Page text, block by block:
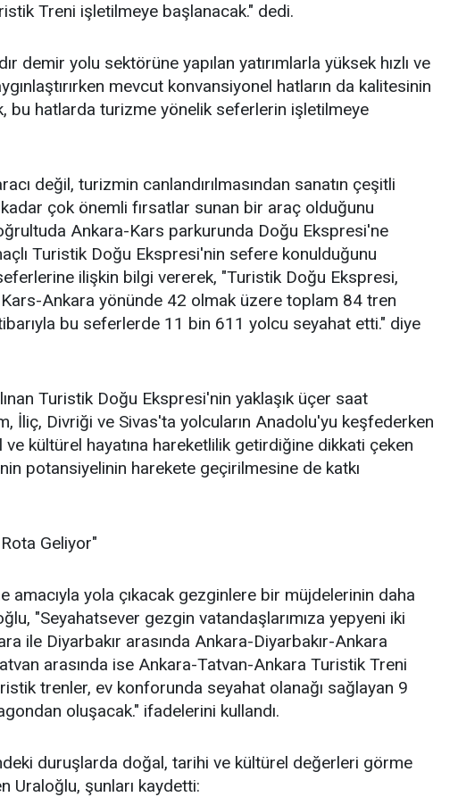
Treni işletilmeye başlanacak." dedi.
demir yolu sektörüne yapılan yatırımlarla yüksek hızlı ve
mevcut konvansiyonel hatların da kalitesinin
bu hatlarda turizme yönelik seferlerin işletilmeye
değil, turizmin canlandırılmasından sanatın çeşitli
kadar çok önemli fırsatlar sunan bir araç olduğunu
Ankara-Kars parkurunda Doğu Ekspresi'ne
Turistik Doğu Ekspresi'nin sefere konulduğunu
ilişkin bilgi vererek, "Turistik Doğu Ekspresi,
Ankara yönünde 42 olmak üzere toplam 84 tren
bu seferlerde 11 bin 611 yolcu seyahat etti." diye
Turistik Doğu Ekspresi'nin yaklaşık üçer saat
İliç, Divriği ve Sivas'ta yolcuların Anadolu'yu keşfederken
kültürel hayatına hareketlilik getirdiğine dikkati çeken
potansiyelinin harekete geçirilmesine de katkı
Geliyor"
amacıyla yola çıkacak gezginlere bir müjdelerinin daha
"Seyahatsever gezgin vatandaşlarımıza yepyeni iki
ile Diyarbakır arasında Ankara-Diyarbakır-Ankara
arasında ise Ankara-Tatvan-Ankara Turistik Treni
trenler, ev konforunda seyahat olanağı sağlayan 9
oluşacak." ifadelerini kullandı.
duruşlarda doğal, tarihi ve kültürel değerleri görme
Uraloğlu, şunları kaydetti: